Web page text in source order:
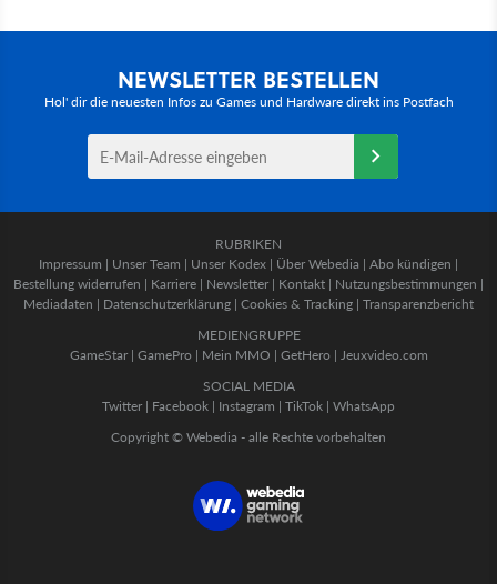
NEWSLETTER BESTELLEN
Hol' dir die neuesten Infos zu Games und Hardware direkt ins Postfach
RUBRIKEN
Impressum | Unser Team | Unser Kodex | Über Webedia | Abo kündigen |
Bestellung widerrufen | Karriere | Newsletter | Kontakt | Nutzungsbestimmungen |
Mediadaten | Datenschutzerklärung | Cookies & Tracking | Transparenzbericht
MEDIENGRUPPE
GameStar| GamePro | Mein MMO | GetHero | Jeuxvideo.com
SOCIAL MEDIA
Twitter | Facebook | Instagram | TikTok | WhatsApp
Copyright © Webedia - alle Rechte vorbehalten